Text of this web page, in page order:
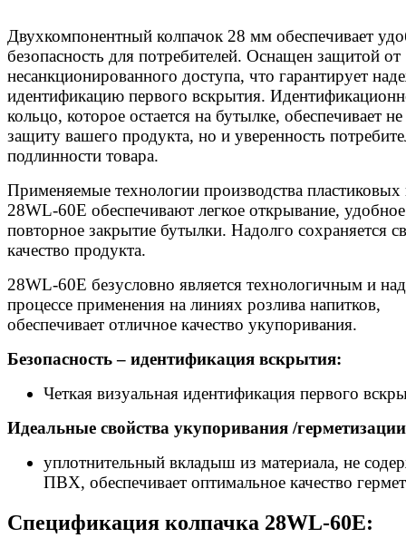
Двухкомпонентный колпачок 28 мм обеспечивает
безопасность для потребителей. Оснащен защитой от
несанкционированного доступа, что гарантирует
идентификацию первого вскрытия.
кольцо, которое остается на бутылке, обеспечивает
защиту вашего продукта, но и уверенность
подлинности товара.
Применяемые технологии производства
28WL-60E обеспечивают легкое открывание, удобное
повторное закрытие бутылки. Надолго сохраняется
качество продукта.
28WL-60E безусловно является технологичным и
процессе применения на линиях розлива напитков,
обеспечивает отличное качество укупоривания.
Безопасность – идентификация вскрытия:
Четкая визуальная идентификация первого
Идеальные свойства укупоривания /
уплотнительный вкладыш из материала, не
ПВХ, обеспечивает оптимальное качество
Спецификация колпачка 28WL-60E: